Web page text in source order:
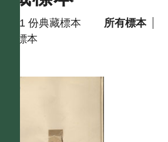
共有 1 份典藏標本
所有標本
模式標本